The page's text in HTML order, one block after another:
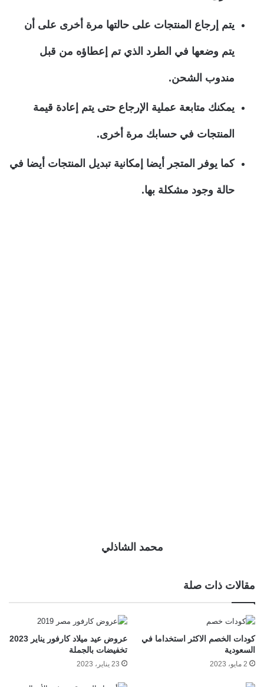
يتم إرجاع المنتجات على حالتها مرة أخرى على أن
يتم وضعها في الطرد الذي تم إعطاؤه من قبل
مندوب الشحن.
يمكنك متابعة عملية الإرجاع حتى يتم إعادة قيمة
المنتجات في حسابك مرة أخرى.
كما يوفر المتجر أيضا إمكانية تبديل المنتجات أيضا في
حالة وجود مشكلة بها.
محمد الشاذلي
مقالات ذات صلة
كودات الخصم الاكثر استخداما في
السعودية
2 مايو، 2023
عروض عيد ميلاد كارفور يناير 2023
تخفيضات بالجملة
23 يناير، 2023